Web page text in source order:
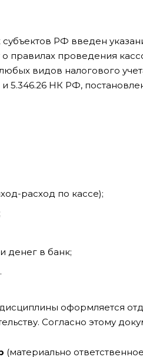
РФ введен
о правилах проведения
видов налогового
и 5.346.26 НК РФ,
расход по кассе);
денег в банк;
оформляется
Согласно этому
(материально